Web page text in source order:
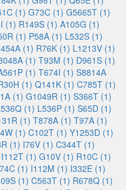
(1) G73C (1) G5665T (1)
(1) R149S (1) A105G (1)
(1) P58A (1) L532S (1)
(1) R76K (1) L1213V (1)
(1) T93M (1) D961S (1)
(1) T674I (1) S8814A
(1) Q141K (1) C785T (1)
(1) G1049R (1) S366T (1)
(1) L536P (1) S65D (1)
(1) T878A (1) T97A (1)
(1) C102T (1) Y1253D (1)
(1) I76V (1) C344T (1)
I112T (1) G10V (1) R10C (1)
(1) I112M (1) I332E (1)
(1) C563T (1) R678Q (1)